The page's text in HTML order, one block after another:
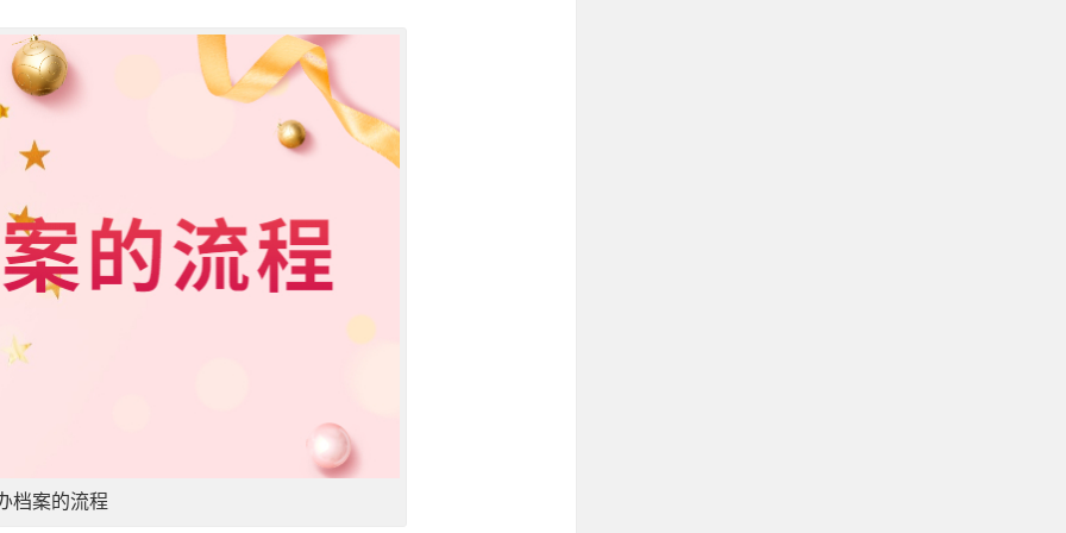
档案的流程